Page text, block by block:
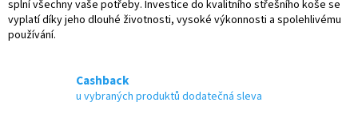
r
ý
splní všechny vaše potřeby. Investice do kvalitního střešního koše se
vyplatí díky jeho dlouhé životnosti, vysoké výkonnosti a spolehlivému
používání.
Cashback
u vybraných produktů dodatečná sleva